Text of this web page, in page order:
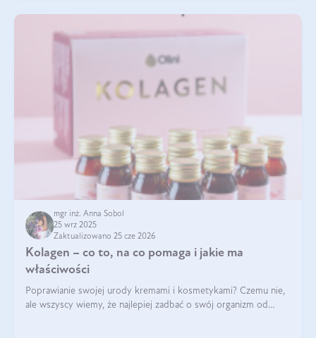
mgr inż. Anna Sobol
25 wrz 2025
Zaktualizowano 25 cze 2026
Kolagen – co to, na co pomaga i jakie ma
właściwości
Poprawianie swojej urody kremami i kosmetykami? Czemu nie,
ale wszyscy wiemy, że najlepiej zadbać o swój organizm od